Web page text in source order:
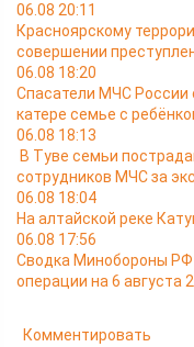
06.08 20:11
Красноярскому
совершении
06.08 18:20
Спасатели МЧС
катере семье с
06.08 18:13
В Туве семьи
сотрудников МЧС за
06.08 18:04
На алтайской реке
06.08 17:56
Сводка Минобороны РФ
операции на 6 августа
Комментировать